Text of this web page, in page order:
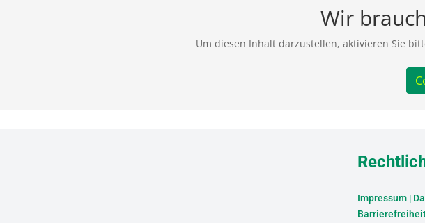
Wir
Um diesen Inhalt darzustellen, aktivieren Sie
Impressum|